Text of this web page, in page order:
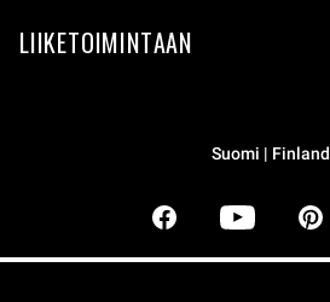
LIIKETOIMINTAAN
Suomi | Finland